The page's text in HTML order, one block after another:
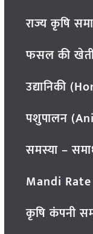
राज्य कृषि
फसल की
उद्यानिकी
पशुपालन
समस्या –
Mandi Rate
कृषि कंपनी